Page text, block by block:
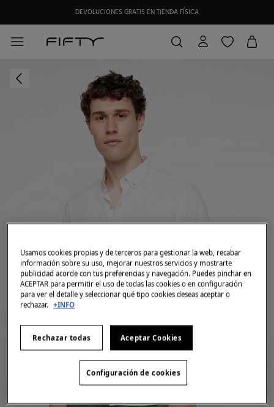
DEVOLUCIONES GRATIS EN TIENDA FÍSICA
Usamos cookies propias y de terceros para gestionar la web, recabar
información sobre su uso, mejorar nuestros servicios y mostrarte
publicidad acorde con tus preferencias y navegación. Puedes pinchar en
ACEPTAR para permitir el uso de todas las cookies o en configuración
para ver el detalle y seleccionar qué tipo cookies deseas aceptar o
rechazar. +INFO
Rechazar todas Aceptar Cookies
Configuración de cookies